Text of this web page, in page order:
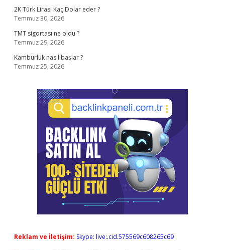
2K Türk Lirası Kaç Dolar eder ?
Temmuz 30, 2026
TMT sigortası ne oldu ?
Temmuz 29, 2026
Kamburluk nasıl başlar ?
Temmuz 25, 2026
Reklam ve İletişim: Skype: live:.cid.575569c608265c69